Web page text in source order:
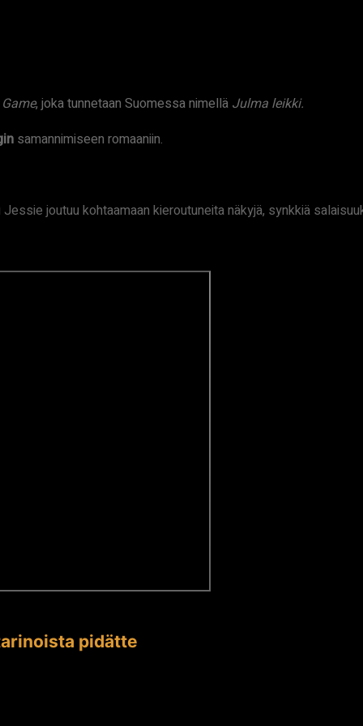
Game, joka tunnetaan Suomessa nimellä Julma leikki.
samannimiseen romaaniin.
joutuu kohtaamaan kieroutuneita näkyjä, synkkiä
pidätte